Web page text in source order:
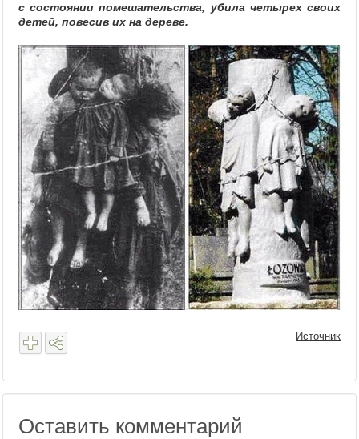
с состоянии помешательства, убила четырех своих
детей, повесив их на дереве.
Источник
Оставить комментарий